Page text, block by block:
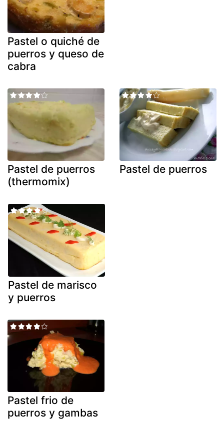
Pastel o quiché de
puerros y queso de
cabra
Pastel de puerros
(thermomix)
Pastel de puerros
Pastel de marisco
y puerros
Pastel frio de
puerros y gambas